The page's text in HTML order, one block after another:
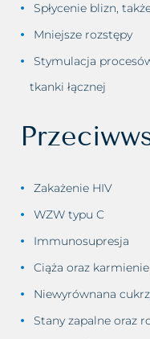
Spłycenie blizn,
Mniejsze rozstępy
Stymulacja
tkanki łącznej
Zakażenie HIV
WZW typu C
Immunosupresja
Ciąża oraz
Niewyrównana
Stany zapalne oraz